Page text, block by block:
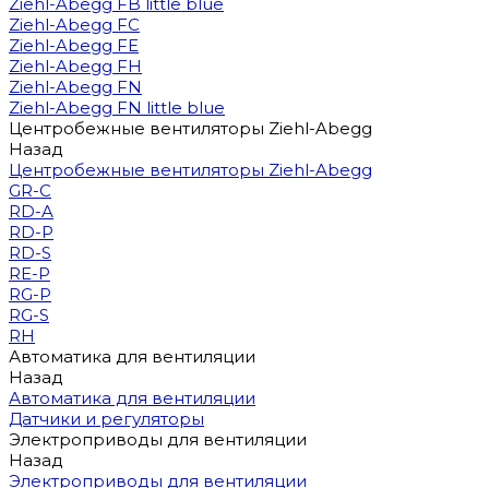
Ziehl-Abegg FC
Ziehl-Abegg FE
Ziehl-Abegg FH
Ziehl-Abegg FN
Ziehl-Abegg FN little blue
Центробежные вентиляторы Ziehl-Abegg
Назад
Центробежные вентиляторы Ziehl-Abegg
GR-C
RD-A
RD-P
RD-S
RE-P
RG-P
RG-S
RH
Автоматика для вентиляции
Назад
Автоматика для вентиляции
Датчики и регуляторы
Электроприводы для вентиляции
Назад
Электроприводы для вентиляции